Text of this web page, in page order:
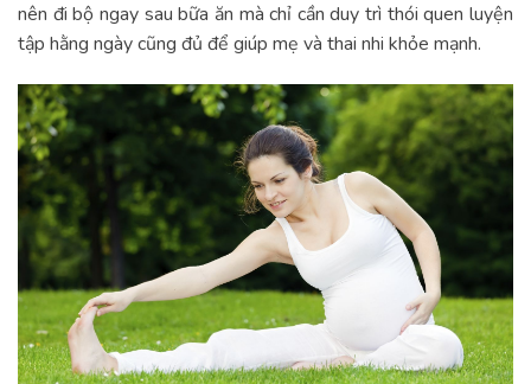
nên đi bộ ngay sau bữa ăn mà chỉ cần duy trì thói quen luyện
tập hằng ngày cũng đủ để giúp mẹ và thai nhi khỏe mạnh.